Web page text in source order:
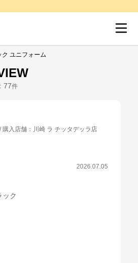
ユニフォーム
77件
購入店舗 ： 川崎 ラ チッタデッラ店
2026.07.05
ック